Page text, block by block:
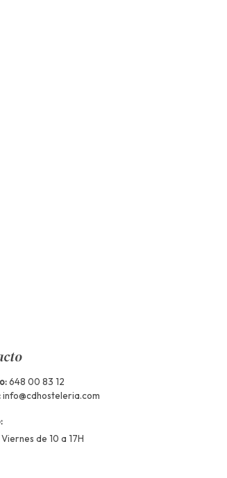
648 00 83 12
info@cdhosteleria.com
de 10 a 17H